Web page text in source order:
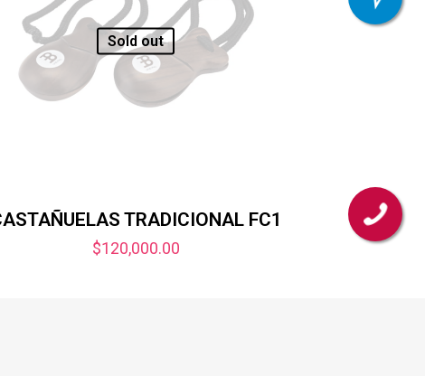
Sold out
TRADICIONAL FC1
$120,000.00